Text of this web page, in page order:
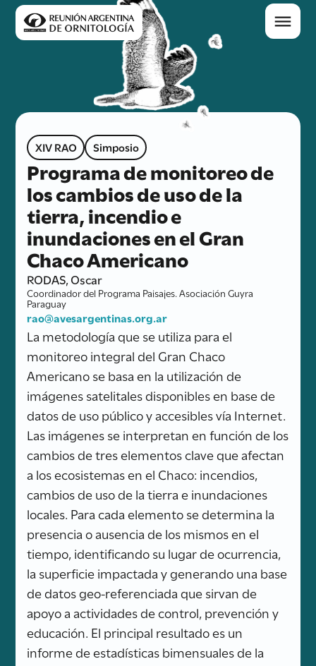
XIV RAO Simposio
Programa de monitoreo de
los cambios de uso de la
tierra, incendio e
inundaciones en el Gran
Chaco Americano
RODAS, Oscar
Coordinador del Programa Paisajes. Asociación Guyra
Paraguay
rao@avesargentinas.org.ar
La metodología que se utiliza para el
monitoreo integral del Gran Chaco
Americano se basa en la utilización de
imágenes satelitales disponibles en base de
datos de uso público y accesibles vía Internet.
Las imágenes se interpretan en función de los
cambios de tres elementos clave que afectan
a los ecosistemas en el Chaco: incendios,
cambios de uso de la tierra e inundaciones
locales. Para cada elemento se determina la
presencia o ausencia de los mismos en el
tiempo, identificando su lugar de ocurrencia,
la superficie impactada y generando una base
de datos geo-referenciada que sirvan de
apoyo a actividades de control, prevención y
educación. El principal resultado es un
informe de estadísticas bimensuales de la